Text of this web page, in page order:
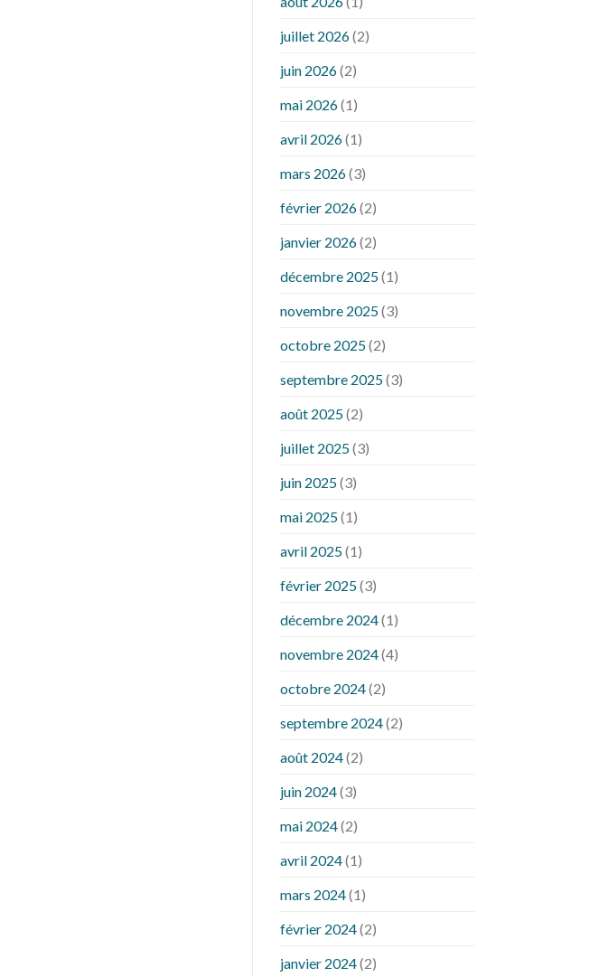
juillet 2026(2)
juin 2026(2)
mai 2026(1)
avril 2026(1)
mars 2026(3)
février 2026(2)
janvier 2026(2)
décembre 2025(1)
novembre 2025(3)
octobre 2025(2)
septembre 2025(3)
août 2025(2)
juillet 2025(3)
juin 2025(3)
mai 2025(1)
avril 2025(1)
février 2025(3)
décembre 2024(1)
novembre 2024(4)
octobre 2024(2)
septembre 2024(2)
août 2024(2)
juin 2024(3)
mai 2024(2)
avril 2024(1)
mars 2024(1)
février 2024(2)
janvier 2024(2)